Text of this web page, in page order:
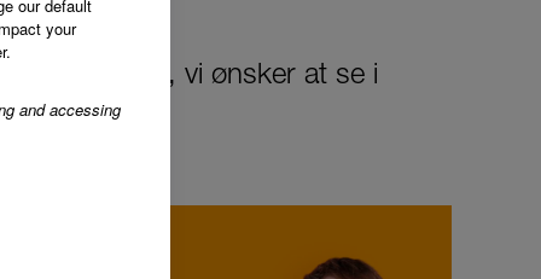
forandring, vi ønsker at se i
our default
your
and accessing